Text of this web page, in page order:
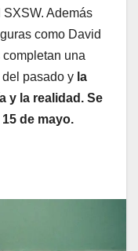
Además
como David
una
pasado y la
y la realidad. Se
de mayo.